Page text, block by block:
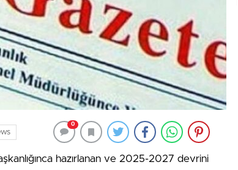
0
hazırlanan ve 2025-2027 devrini